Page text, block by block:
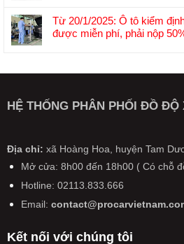
năm
2026:
xả
đời
cũ
sản
xuất
rắn:
đệm
quan
tới
pin
rắn
hoàn
6
chính
liên
ô
máy
hiệu
lực
năm
có
bình
luận
TÔ
SẮP
CÓ
THAY
ĐỔI
LỚN
TỪNG
Từ 20/1/2025: Ô tô kiểm
được miễn phí, phải nộp
bình
ở
Từ
tô
kiểm
lại
trong
còn
HỆ THỐNG PHÂN PHỐI ĐỒ ĐỘ
Địa chỉ: xã Hoàng Hoa, huyện Tam
Mở cửa: 8h00 đến 18h00 ( Có chỗ
Hotline: 02113.833.666
Email:
Kết nối với chúng tôi